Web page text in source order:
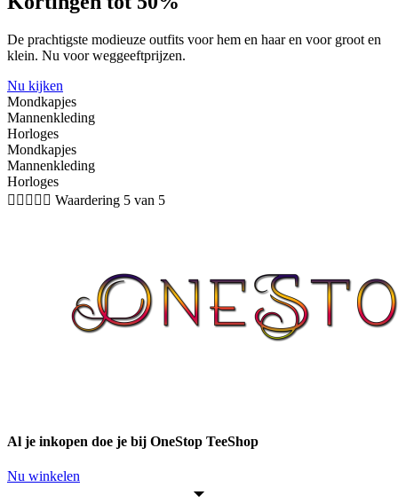
De prachtigste modieuze outfits voor hem en haar en voor groot en
klein. Nu voor weggeeftprijzen.
Nu kijken
Mondkapjes
Mannenkleding
Horloges
Mondkapjes
Mannenkleding
Horloges
     Waardering 5 van 5
Al je inkopen doe je bij OneStop TeeShop
Nu winkelen